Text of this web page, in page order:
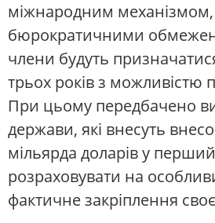
міжнародним механізмом,
бюрократичними
члени будуть
трьох років з можливістю
При цьому передбачено
держави, які внесуть
мільярда доларів у
розраховувати на
фактичне закріплення